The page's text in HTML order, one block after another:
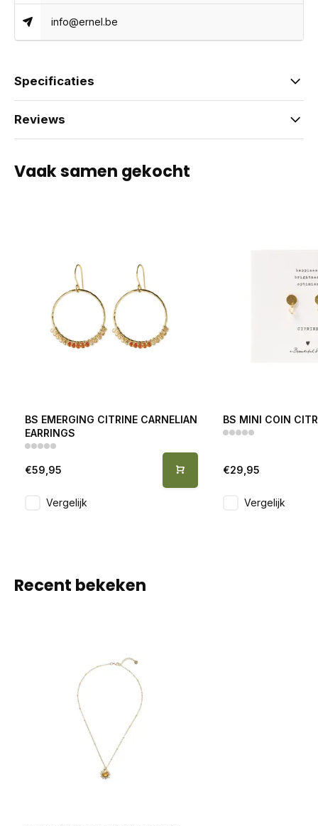
info@ernel.be
Specificaties
Reviews
Vaak samen gekocht
BS EMERGING CITRINE CARNELIAN
EARRINGS
€59,95
Vergelijk
BS MINI COIN
€29,95
Vergelijk
Recent bekeken